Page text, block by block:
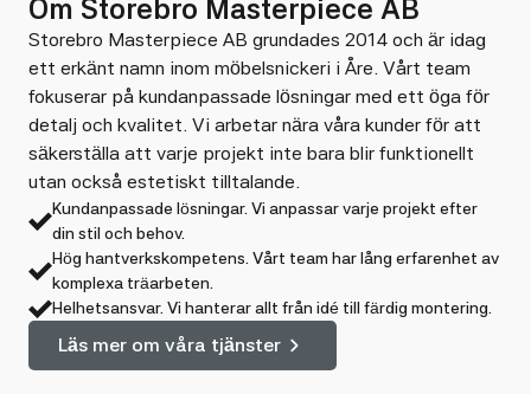
Om Storebro Masterpiece AB
Storebro Masterpiece AB grundades 2014 och är idag
ett erkänt namn inom möbelsnickeri i Åre. Vårt team
fokuserar på kundanpassade lösningar med ett öga för
detalj och kvalitet. Vi arbetar nära våra kunder för att
säkerställa att varje projekt inte bara blir funktionellt
utan också estetiskt tilltalande.
Kundanpassade lösningar. Vi anpassar varje projekt efter
din stil och behov.
Hög hantverkskompetens. Vårt team har lång erfarenhet av
komplexa träarbeten.
Helhetsansvar. Vi hanterar allt från idé till färdig montering.
Läs mer om våra tjänster